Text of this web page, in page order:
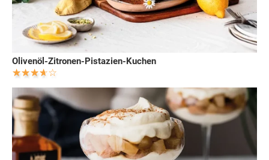
Olivenöl-Zitronen-Pistazien-Kuchen